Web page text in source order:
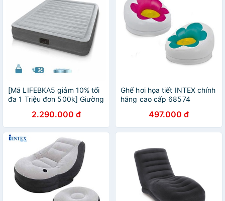
[Mã LIFEBKA5 giảm 10% tối
đa 1 Triệu đơn 500k] Giường
intex 677702.290.000 đ
Ghế hơi họa tiết INTEX chính
hãng cao cấp 68574
497.000 đ